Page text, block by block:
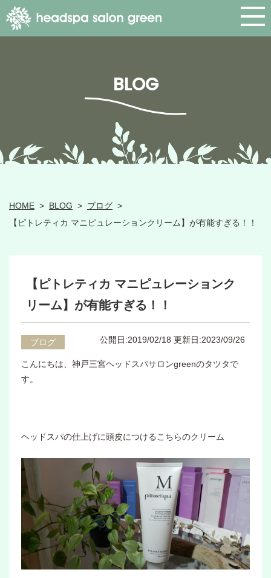
BLOG
HOME > BLOG > ブログ >
【ピトレティカ マニピュレーションクリーム】が有能すぎる！！
【ピトレティカ マニピュレーションク
リーム】が有能すぎる！！
ブログ 公開日:2019/02/18 更新日:2023/09/26
こんにちは、神戸三宮ヘッドスパサロンgreenのタツタで
す。
ヘッドスパの仕上げに頭皮につけるこちらのクリーム